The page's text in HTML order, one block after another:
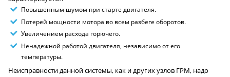
Повышенным шумом при старте двигателя.
Потерей мощности мотора во всем разбеге оборотов.
Увеличением расхода горючего.
Ненадежной работой двигателя, независимо от его
температуры.
Неисправности данной системы, как и других узлов ГРМ, надо